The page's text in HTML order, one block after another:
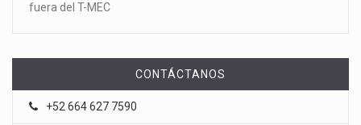
fuera del T-MEC
CONTÁCTANOS
+52 664 627 7590